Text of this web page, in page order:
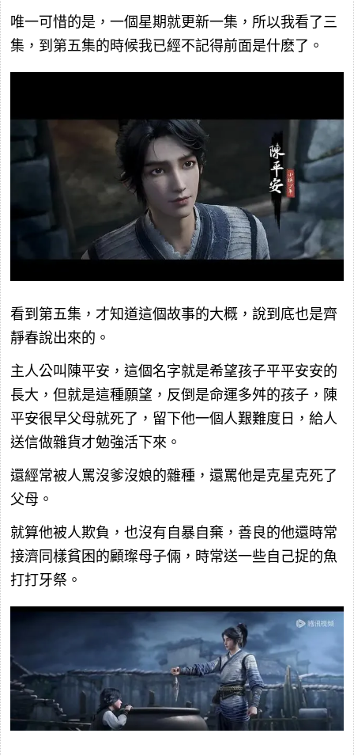
唯一可惜的是，一個星期就更新一集，所以我看了三
集，到第五集的時候我已經不記得前面是什麽了。
看到第五集，才知道這個故事的大概，說到底也是齊
靜春說出來的。
主人公叫陳平安，這個名字就是希望孩子平平安安的
長大，但就是這種願望，反倒是命運多舛的孩子，陳
平安很早父母就死了，留下他一個人艱難度日，給人
送信做雜貨才勉強活下來。
還經常被人罵沒爹沒娘的雜種，還罵他是克星克死了
父母。
就算他被人欺負，也沒有自暴自棄，善良的他還時常
接濟同樣貧困的顧璨母子倆，時常送一些自己捉的魚
打打牙祭。